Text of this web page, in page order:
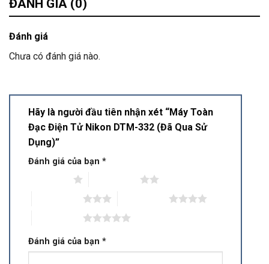
ĐÁNH GIÁ (0)
Đánh giá
Chưa có đánh giá nào.
Hãy là người đầu tiên nhận xét “Máy Toàn
Đạc Điện Tử Nikon DTM-332 (Đã Qua Sử
Dụng)”
Đánh giá của bạn *
Đánh giá của bạn *